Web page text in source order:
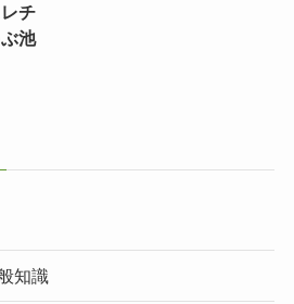
チ
池
知識